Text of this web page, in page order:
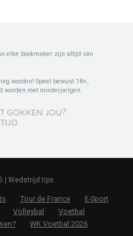
elke bookmaker zijn altijd van
worden! Speel bewust 18+,
worden met minderjarigen.
| Wedstrijd.tips
Tour de France
E-Sport
Volleybal
Voetbal
WK Voetbal 2026